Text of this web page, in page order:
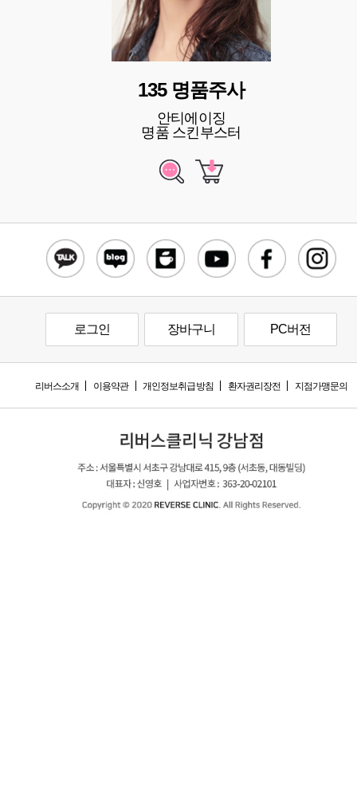
135 명품주사
안티에이징
명품 스킨부스터
로그인 장바구니 PC버전
리버스소개 이용약관 개인정보취급방침 환자권리장전 지점가맹문의